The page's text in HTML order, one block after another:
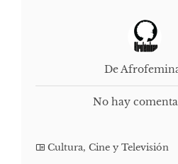
De
No hay
Cultura, Cine y Televisión